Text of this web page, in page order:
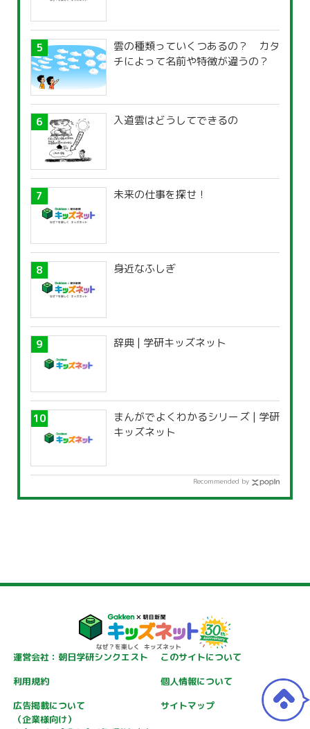
雲の種類っていくつあるの？ カタ
チによって名前や特徴が違うの？
入道雲はどうしてできるの
未来の仕事を探せ！
身近なふしぎ
辞典 | 学研キッズネット
まんがでよくわかるシリーズ | 学研
キッズネット
Recommended by
運営会社：朝日学研シンクエスト
このサイトについて
利用規約
個人情報について
広告掲載について
（企業様向け）
サイトマップ